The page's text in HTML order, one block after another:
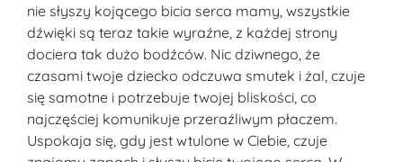
nie słyszy kojącego bicia serca mamy, wszystkie
dźwięki są teraz takie wyraźne, z każdej strony
dociera tak dużo bodźców. Nic dziwnego, że
czasami twoje dziecko odczuwa smutek i żal, czuje
się samotne i potrzebuje twojej bliskości, co
najczęściej komunikuje przeraźliwym płaczem.
Uspokaja się, gdy jest wtulone w Ciebie, czuje